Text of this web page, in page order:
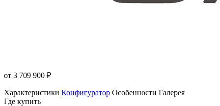
от 3 709 900 ₽
Характеристики Конфигуратор Особенности Галерея
Где купить